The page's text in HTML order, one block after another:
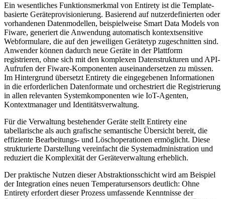
Ein wesentliches Funktionsmerkmal von Entirety ist die Template-
basierte Geräteprovisionierung. Basierend auf nutzerdefinierten oder
vorhandenen Datenmodellen, beispielweise Smart Data Models von
Fiware, generiert die Anwendung automatisch kontextsensitive
Webformulare, die auf den jeweiligen Gerätetyp zugeschnitten sind.
Anwender können dadurch neue Geräte in der Plattform
registrieren, ohne sich mit den komplexen Datenstrukturen und API-
Aufrufen der Fiware-Komponenten auseinandersetzen zu müssen.
Im Hintergrund übersetzt Entirety die eingegebenen Informationen
in die erforderlichen Datenformate und orchestriert die Registrierung
in allen relevanten Systemkomponenten wie IoT-Agenten,
Kontextmanager und Identitätsverwaltung.
Für die Verwaltung bestehender Geräte stellt Entirety eine
tabellarische als auch grafische semantische Übersicht bereit, die
effiziente Bearbeitungs- und Löschoperationen ermöglicht. Diese
strukturierte Darstellung vereinfacht die Systemadministration und
reduziert die Komplexität der Geräteverwaltung erheblich.
Der praktische Nutzen dieser Abstraktionsschicht wird am Beispiel
der Integration eines neuen Temperatursensors deutlich: Ohne
Entirety erfordert dieser Prozess umfassende Kenntnisse der